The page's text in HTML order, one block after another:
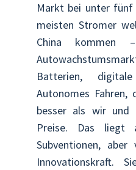
Markt bei unter
meisten Stromer
China kommen
Batterien,
Autonomes Fahren,
besser als wir und
Preise. Das liegt
Subventionen,
Innovationskraft.